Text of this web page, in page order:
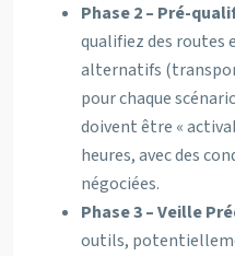
Phase 2 – Pré-
qualifiez des routes
alternatifs
pour chaque
doivent être «
heures, avec des
négociées.
Phase 3 – Veille
outils,